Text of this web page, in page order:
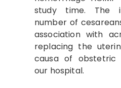
study time. The
number of
association with
replacing the
causa of obstetric
our hospital.